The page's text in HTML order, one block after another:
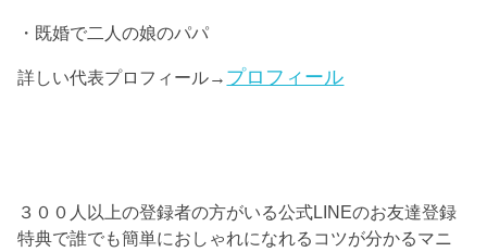
・既婚で二人の娘のパパ
詳しい代表プロフィール→ プロフィール
３００人以上の登録者の方がいる公式LINEのお友達登録
特典で誰でも簡単におしゃれになれるコツが分かるマニ